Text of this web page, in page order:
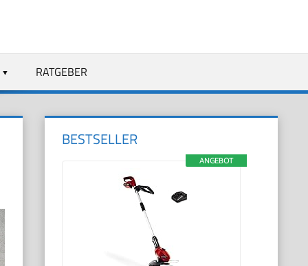
RATGEBER
BESTSELLER
ANGEBOT